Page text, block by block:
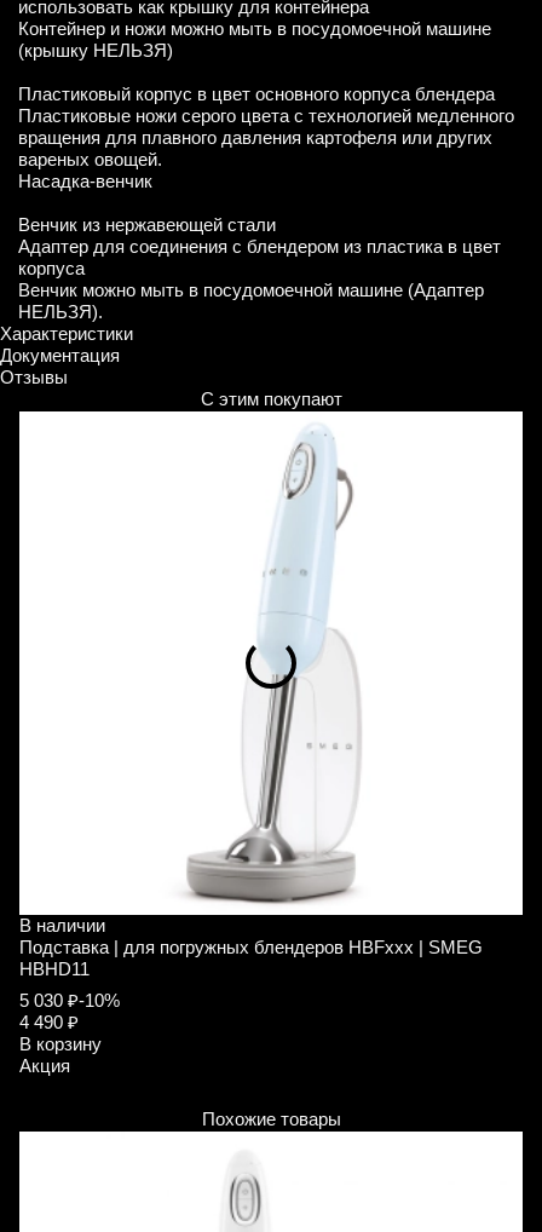
использовать как крышку для контейнера
Контейнер и ножи можно мыть в посудомоечной машине
(крышку НЕЛЬЗЯ)
Пластиковый корпус в цвет основного корпуса блендера
Пластиковые ножи серого цвета с технологией медленного
вращения для плавного давления картофеля или других
вареных овощей.
Насадка-венчик
Венчик из нержавеющей стали
Адаптер для соединения с блендером из пластика в цвет
корпуса
Венчик можно мыть в посудомоечной машине (Адаптер
НЕЛЬЗЯ).
Характеристики
Документация
Отзывы
С этим покупают
В наличии
Подставка | для погружных блендеров HBFxxx | SMEG
HBHD11
5 030 ₽-10%
4 490 ₽
В корзину
Акция
Похожие товары